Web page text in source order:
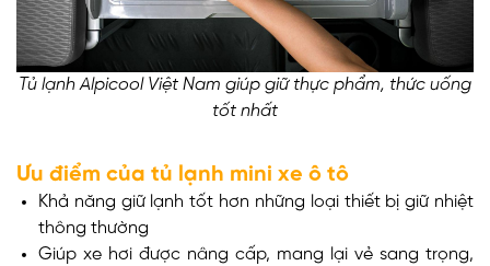
Tủ lạnh Alpicool Việt Nam giúp giữ thực phẩm, thức uống
tốt nhất
Ưu điểm của tủ lạnh mini xe ô tô
Khả năng giữ lạnh tốt hơn những loại thiết bị giữ nhiệt
thông thường
Giúp xe hơi được nâng cấp, mang lại vẻ sang trọng,